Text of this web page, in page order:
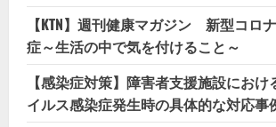
【KTN】週刊健康マガジン 新型コロ
症～生活の中で気を付けること～
【感染症対策】障害者支援施設にお
イルス感染症発生時の具体的な対応事